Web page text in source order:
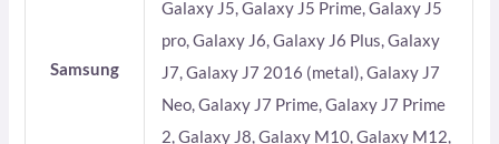
Samsung
Galaxy J5, Galaxy J5 Prime, Galaxy J5
pro, Galaxy J6, Galaxy J6 Plus, Galaxy
J7, Galaxy J7 2016 (metal), Galaxy J7
Neo, Galaxy J7 Prime, Galaxy J7 Prime
2, Galaxy J8, Galaxy M10, Galaxy M12,